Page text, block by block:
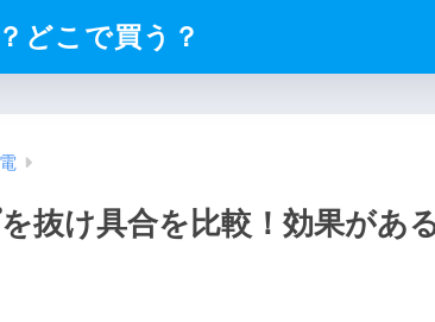
どこで買う？
抜け具合を比較！効果があ